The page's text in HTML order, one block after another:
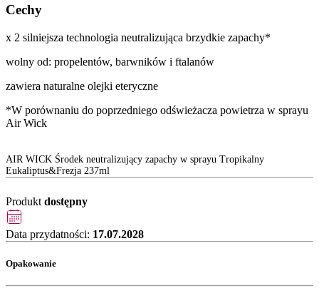
Cechy
x 2 silniejsza technologia neutralizująca brzydkie zapachy*
wolny od: propelentów, barwników i ftalanów
zawiera naturalne olejki eteryczne
*W porównaniu do poprzedniego odświeżacza powietrza w sprayu
Air Wick
AIR WICK Środek neutralizujący zapachy w sprayu Tropikalny
Eukaliptus&Frezja 237ml
Produkt dostępny
Data przydatności: 17.07.2028
Opakowanie